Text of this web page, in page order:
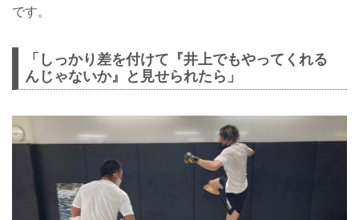
です。
「しっかり差を付けて『井上でもやってくれる
んじゃないか』と見せられたら」